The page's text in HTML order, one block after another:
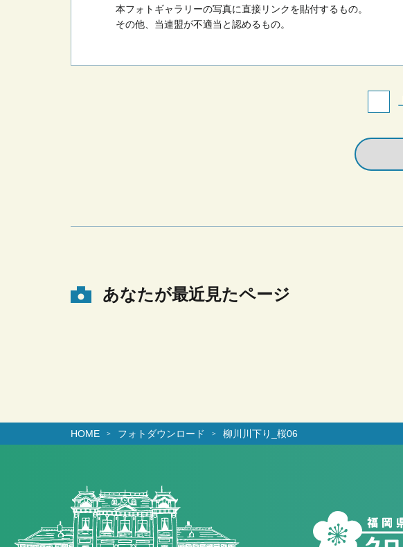
本フォトギャラリーの写真に直接リンクを貼付するもの。
その他、当連盟が不適当と認めるもの。
あなたが最近見たページ
HOME フォトダウンロード 柳川川下り_桜06